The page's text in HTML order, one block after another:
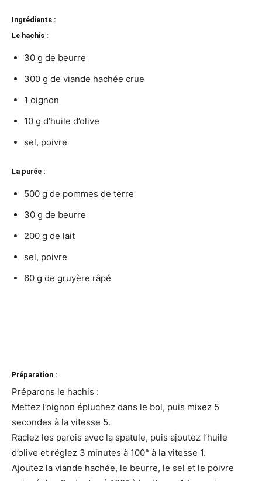
Ingrédients :
Le hachis :
30 g de beurre
300 g de viande hachée crue
1 oignon
10 g d’huile d’olive
sel, poivre
La purée :
500 g de pommes de terre
30 g de beurre
200 g de lait
sel, poivre
60 g de gruyère râpé
Préparation :
Préparons le hachis :
Mettez l’oignon épluchez dans le bol, puis mixez 5
secondes à la vitesse 5.
Raclez les parois avec la spatule, puis ajoutez l’huile
d’olive et réglez 3 minutes à 100° à la vitesse 1.
Ajoutez la viande hachée, le beurre, le sel et le poivre